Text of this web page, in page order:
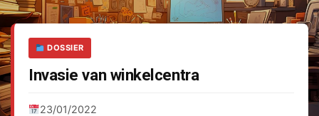
DOSSIER
Invasie van winkelcentra
23/01/2022